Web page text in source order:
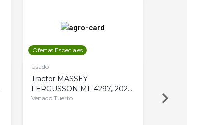
Ofertas Especiales
Usado
Tractor MASSEY
FERGUSSON MF 4297, 2020,
4WD, PATON
Venado Tuerto Venado Tuerto